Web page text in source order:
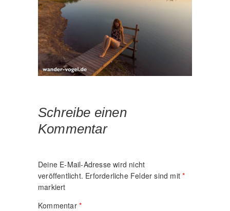
Schreibe einen
Kommentar
Deine E-Mail-Adresse wird nicht
veröffentlicht. Erforderliche Felder sind mit*
markiert
Kommentar *